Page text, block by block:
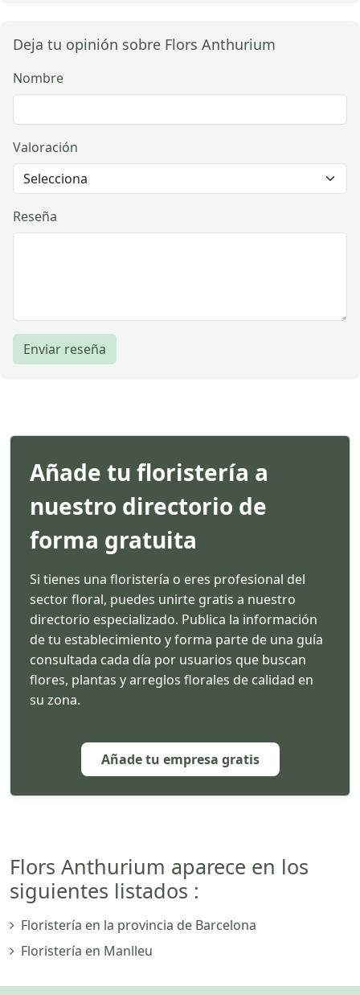
Deja tu opinión sobre Flors Anthurium
Nombre
Valoración
Reseña
Enviar reseña
Añade tu floristería a
nuestro directorio de
forma gratuita
Si tienes una floristería o eres profesional del
sector floral, puedes unirte gratis a nuestro
directorio especializado. Publica la información
de tu establecimiento y forma parte de una guía
consultada cada día por usuarios que buscan
flores, plantas y arreglos florales de calidad en
su zona.
Añade tu empresa gratis
Flors Anthurium aparece en los
siguientes listados :
Floristería en la provincia de Barcelona
Floristería en Manlleu